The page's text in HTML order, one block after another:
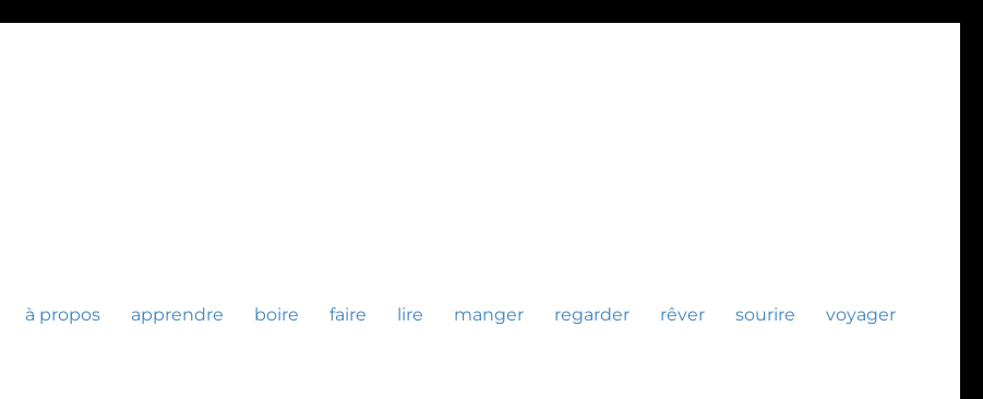
à propos apprendre boire faire lire manger regarder rêver sourire voyager